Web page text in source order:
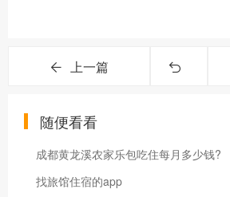
上一篇
随便看看
成都黄龙溪农家乐包吃住每月多少钱?
找旅馆住宿的app